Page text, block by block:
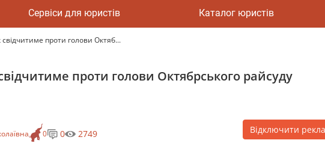
Сервіси для юристів Каталог юристів
проти голови Октяб...
проти голови Октябрського райсуду
0 0 2749 Відключити